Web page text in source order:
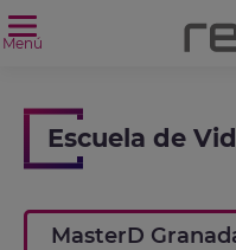
Menú
Escuela de
MasterD